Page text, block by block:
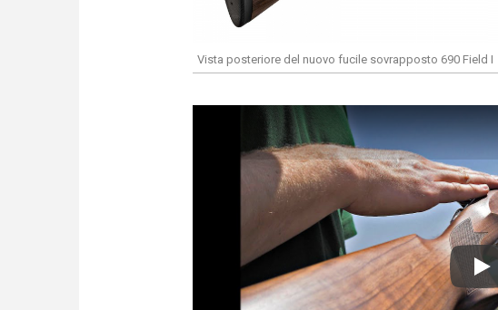
Vista posteriore del nuovo fucile sovrapposto 690 Field I
Play